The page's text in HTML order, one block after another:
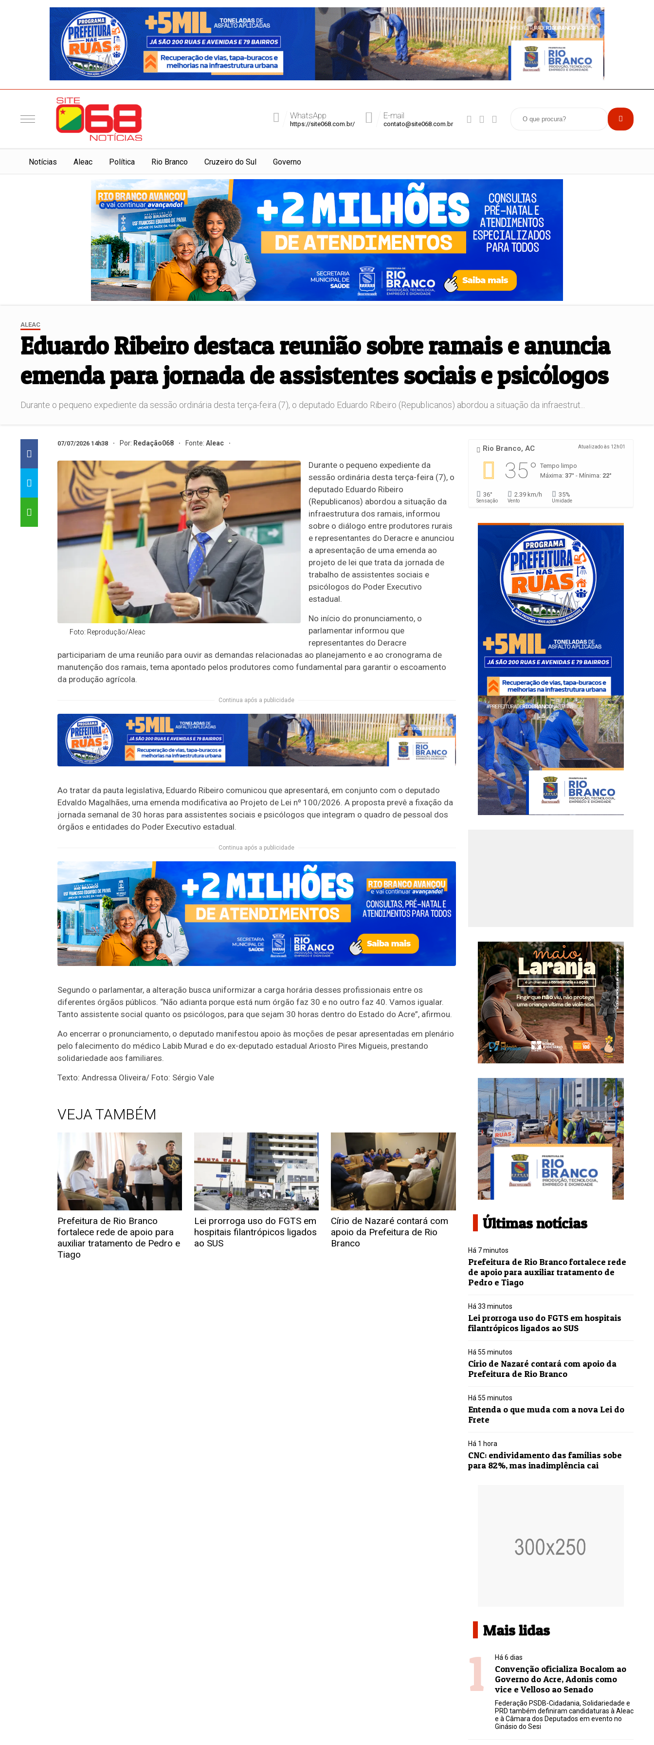
E-mail
contato@site068.com.br
WhatsApp
https://site068.com.br/
Notí­cias Aleac Política Rio Branco Cruzeiro do Sul Governo
ALEAC
Eduardo Ribeiro destaca reunião sobre ramais e anuncia
emenda para jornada de assistentes sociais e psicólogos
Durante o pequeno expediente da sessão ordinária desta terça-feira (7), o deputado Eduardo Ribeiro (Republicanos) abordou a situação da infraestrut...
07/07/2026 14h38 Por: Redação068 Fonte: Aleac
Foto: Reprodução/Aleac
Durante o pequeno expediente da
sessão ordinária desta terça-feira (7), o
deputado Eduardo Ribeiro
(Republicanos) abordou a situação da
infraestrutura dos ramais, informou
sobre o diálogo entre produtores rurais
e representantes do Deracre e anunciou
a apresentação de uma emenda ao
projeto de lei que trata da jornada de
trabalho de assistentes sociais e
psicólogos do Poder Executivo
estadual.
No início do pronunciamento, o
parlamentar informou que
representantes do Deracre
participariam de uma reunião para ouvir as demandas relacionadas ao planejamento e ao cronograma de
manutenção dos ramais, tema apontado pelos produtores como fundamental para garantir o escoamento
da produção agrícola.
Continua após a publicidade
Ao tratar da pauta legislativa, Eduardo Ribeiro comunicou que apresentará, em conjunto com o deputado
Edvaldo Magalhães, uma emenda modificativa ao Projeto de Lei nº 100/2026. A proposta prevê a fixação da
jornada semanal de 30 horas para assistentes sociais e psicólogos que integram o quadro de pessoal dos
órgãos e entidades do Poder Executivo estadual.
Continua após a publicidade
Segundo o parlamentar, a alteração busca uniformizar a carga horária desses profissionais entre os
diferentes órgãos públicos. “Não adianta porque está num órgão faz 30 e no outro faz 40. Vamos igualar.
Tanto assistente social quanto os psicólogos, para que sejam 30 horas dentro do Estado do Acre”, afirmou.
Ao encerrar o pronunciamento, o deputado manifestou apoio às moções de pesar apresentadas em plenário
pelo falecimento do médico Labib Murad e do ex-deputado estadual Ariosto Pires Migueis, prestando
solidariedade aos familiares.
Texto: Andressa Oliveira/ Foto: Sérgio Vale
VEJA TAMBÉM
Prefeitura de Rio Branco
fortalece rede de apoio para
auxiliar tratamento de Pedro e
Tiago
Lei prorroga uso do FGTS em
hospitais filantrópicos ligados
ao SUS
Círio de Nazaré contará com
apoio da Prefeitura de Rio
Branco
Rio Branco, AC Atualizado às 12h01
35°
Tempo limpo
Máxima:37° - Mínima: 22°
36°
Sensação
2.39 km/h
Vento
35%
Umidade
Últimas notícias
Há 7 minutos
Prefeitura de Rio Branco fortalece rede
de apoio para auxiliar tratamento de
Pedro e Tiago
Há 33 minutos
Lei prorroga uso do FGTS em hospitais
filantrópicos ligados ao SUS
Há 55 minutos
Círio de Nazaré contará com apoio da
Prefeitura de Rio Branco
Há 55 minutos
Entenda o que muda com a nova Lei do
Frete
Há 1 hora
CNC: endividamento das famílias sobe
para 82%, mas inadimplência cai
Mais lidas
1 Há 6 dias
Convenção oficializa Bocalom ao
Governo do Acre, Adonis como
vice e Velloso ao Senado
Federação PSDB-Cidadania, Solidariedade e
PRD também definiram candidaturas à Aleac
e à Câmara dos Deputados em evento no
Ginásio do Sesi